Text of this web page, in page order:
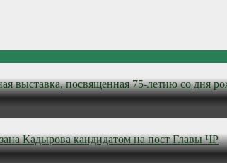
выставка, посвященная 75-летию со дня
Кадырова кандидатом на пост Главы ЧР